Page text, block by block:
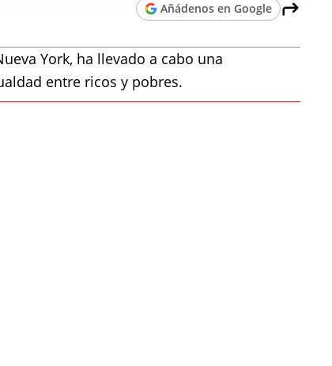
Añádenos en Google
York, ha llevado a cabo una
entre ricos y pobres.